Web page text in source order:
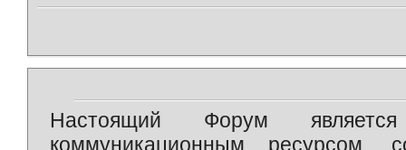
Настоящий Форум является
коммуникационным ресурсом,